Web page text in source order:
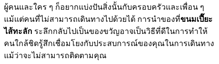
ผู้คนและใคร ๆ ก็อยากแบ่งปันสิ่งนั้นกับครอบครัวและเพื่อน ๆ
แม้แต่คนที่ไม่สามารถเดินทางไปด้วยได้ การนำของที่ขนมเปี๊ยะ
ไส้ทะลัก ระลึกกลับไปเป็นของขวัญอาจเป็นวิธีที่ดีในการทำให้
คนใกล้ชิดรู้สึกเชื่อมโยงกับประสบการณ์ของคุณในการเดินทาง
แม้ว่าจะไม่สามารถติดตามคุณ